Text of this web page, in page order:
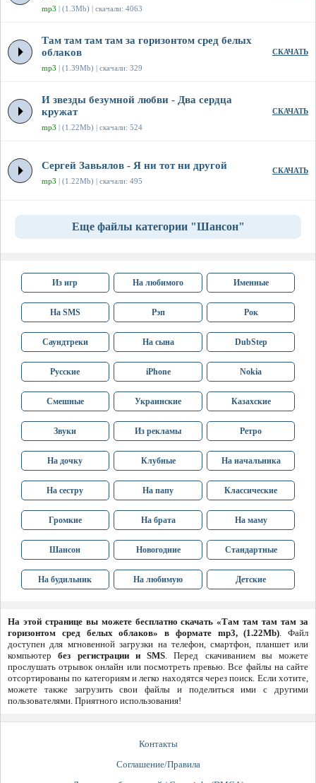
mp3 | (1.3Mb) | скачали: 4063
Там там там там за горизонтом сред белых
облаков
mp3 | (1.39Mb) | скачали: 329
СКАЧАТЬ
И звезды безумной любви - Два сердца
кружат
mp3 | (1.22Mb) | скачали: 524
СКАЧАТЬ
Сергей Завьялов - Я ни тот ни другой
mp3 | (1.22Mb) | скачали: 495
СКАЧАТЬ
Еще файлы категории "Шансон"
Из игр На любимого Именные
На SMS Рэп Рок
Саундтреки На сына DubStep
Русские iPhone Nokia
Смешные Украинские Казахские
Звуки Из рекламы Ретро
На дочку Клубные На начальника
На сестру На папу Классические
Громкие На брата На маму
Шансон Новогодние Стандартные
На будильник На любимую Детские
На этой странице вы можете бесплатно скачать «Там там там там за
горизонтом сред белых облаков» в формате mp3, (1.22Mb). Файл
доступен для мгновенной загрузки на телефон, смартфон, планшет или
компьютербез регистрации и SMS. Перед скачиванием вы можете
прослушать отрывок онлайн или посмотреть превью. Все файлы на сайте
отсортированы по категориям и легко находятся через поиск. Если хотите,
можете также загрузить свои файлы и поделиться ими с другими
пользователями. Приятного использования!
Контакты
Соглашение/Правила